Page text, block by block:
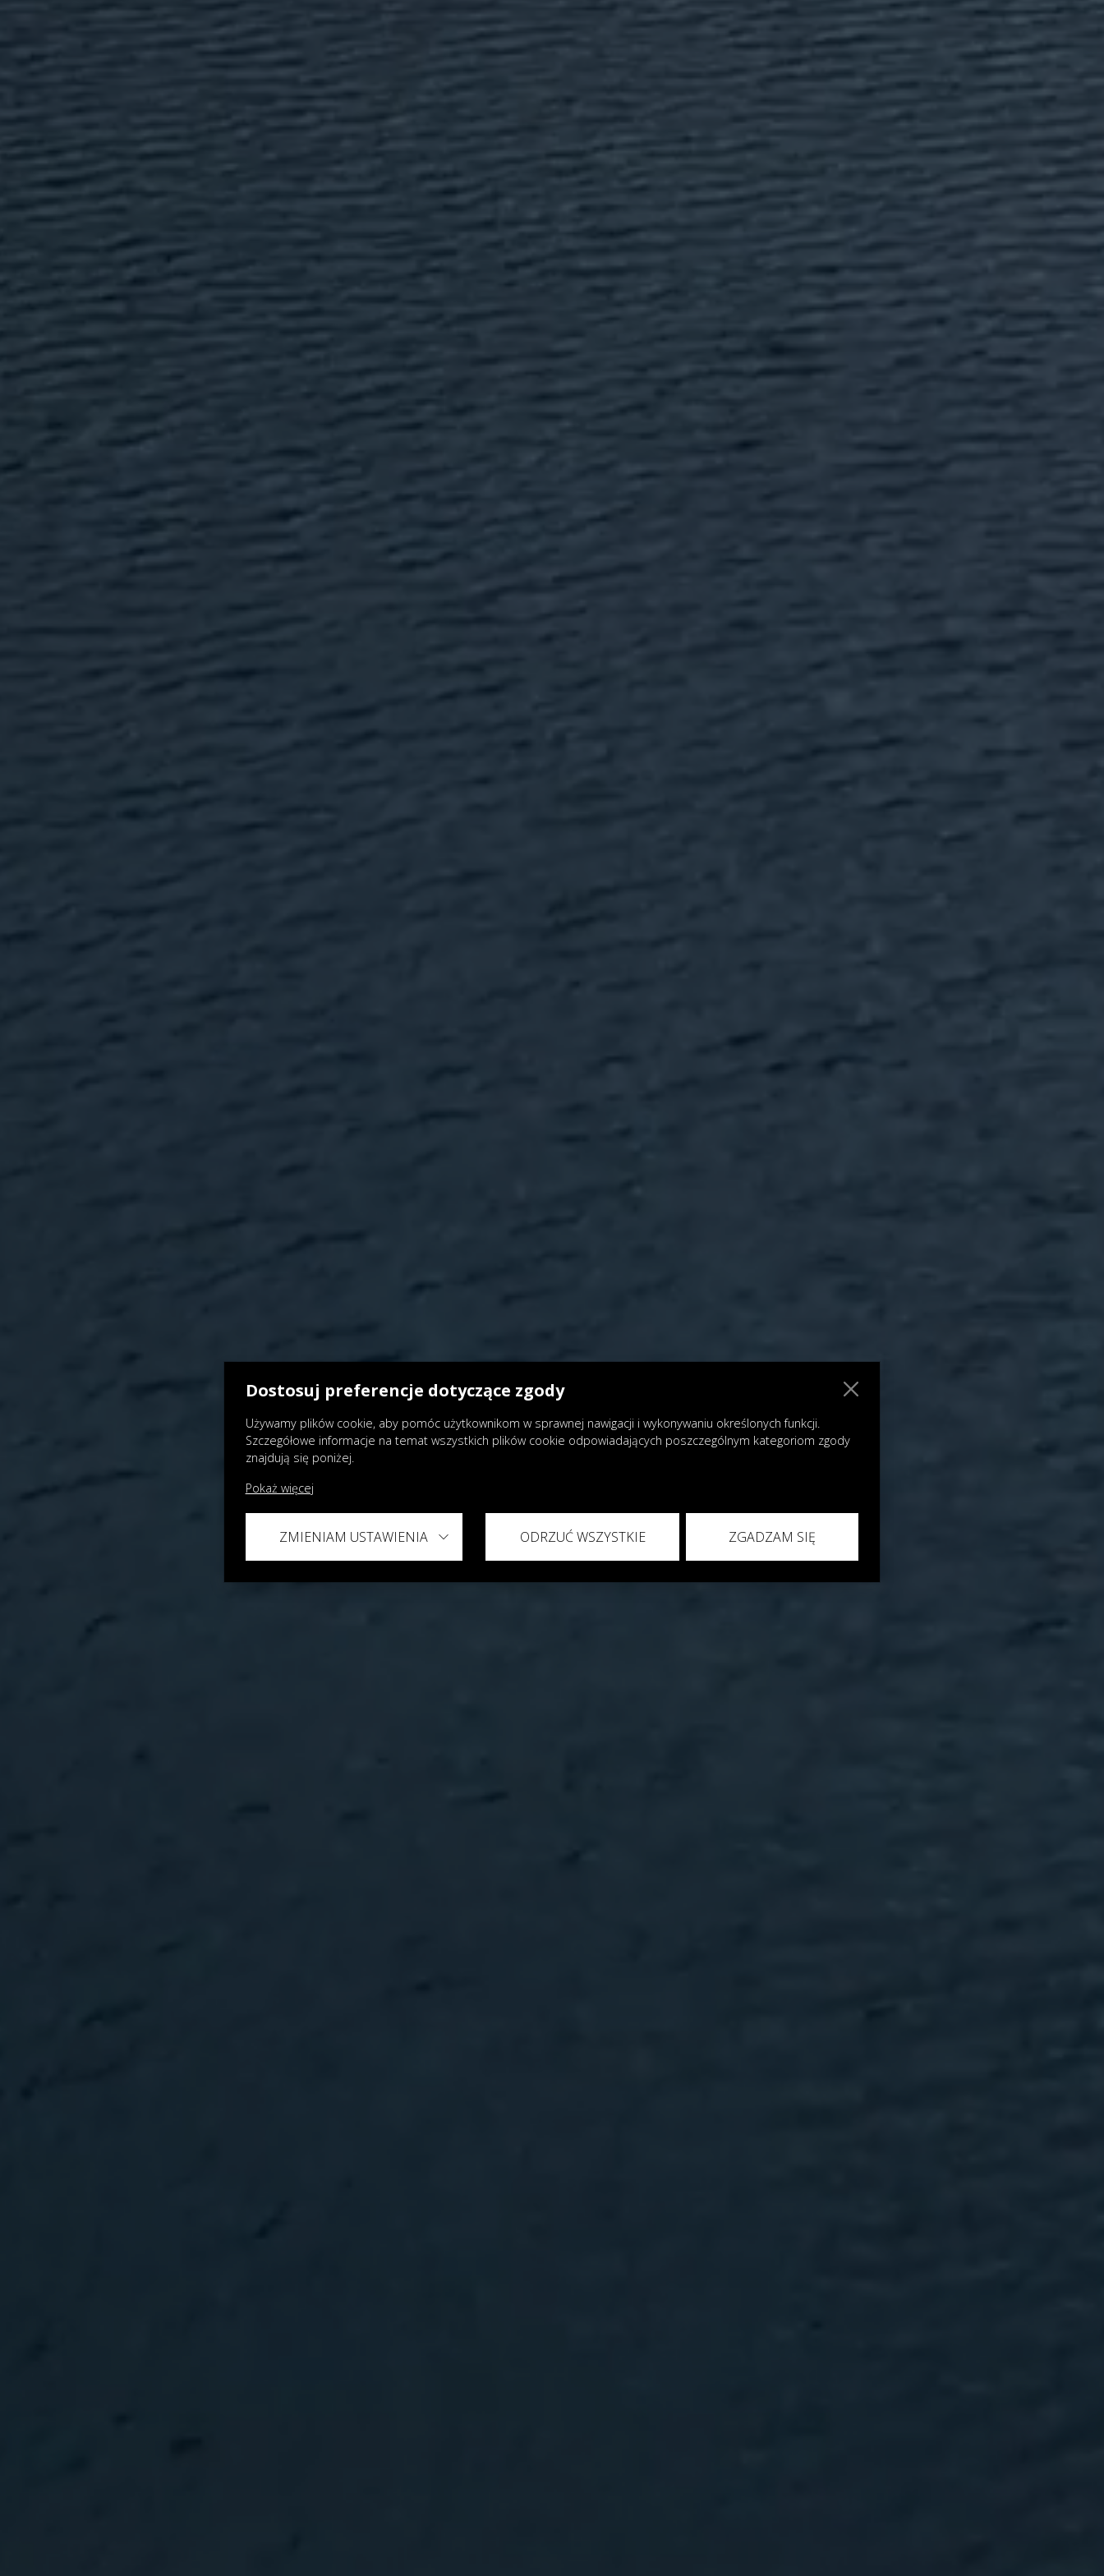
Dostosuj preferencje dotyczące zgody
Używamy plików cookie, aby pomóc użytkownikom w sprawnej nawigacji i wykonywaniu określonych funkcji.
Szczegółowe informacje na temat wszystkich plików cookie odpowiadających poszczególnym kategoriom zgody
znajdują się poniżej.
Pokaż więcej
ZMIENIAM USTAWIENIA ODRZUĆ WSZYSTKIE ZGADZAM SIĘ